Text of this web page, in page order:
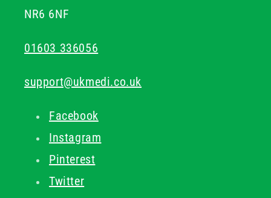
NR6 6NF
01603 336056
support@ukmedi.co.uk
Facebook
Instagram
Pinterest
Twitter